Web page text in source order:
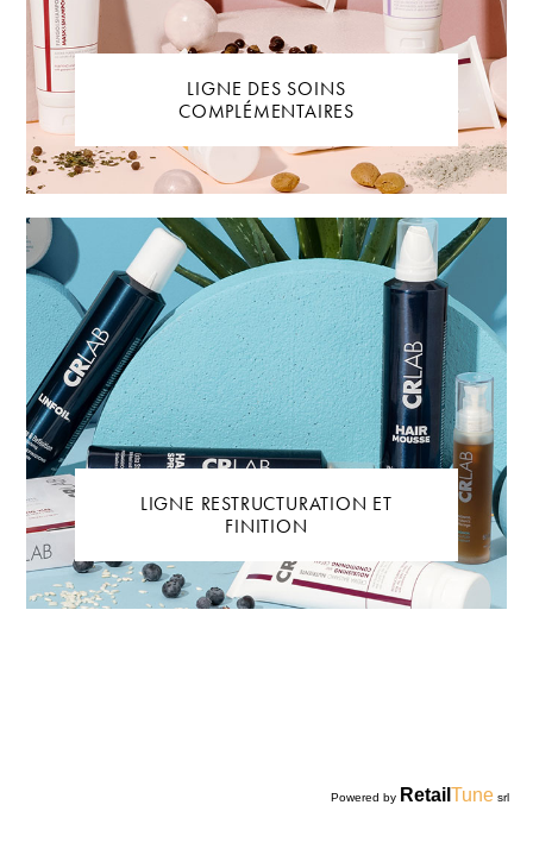
LIGNE DES SOINS
COMPLÉMENTAIRES
LIGNE RESTRUCTURATION ET
FINITION
Powered by Retail Tune srl